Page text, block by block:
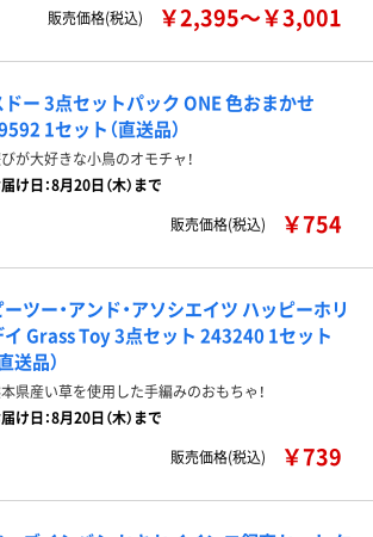
販売価格(税込)
￥2,395～￥3,001
ドー 3点セットパック ONE 色おまかせ
1セット（直送品）
が大好きな小鳥のオモチャ！
け日：8月20日（木）まで
販売価格(税込)
￥754
ーツー・アンド・アソシエイツ ハッピーホリ
イ Grass Toy 3点セット 243240 1セット
送品）
県産い草を使用した手編みのおもちゃ！
け日：8月20日（木）まで
販売価格(税込)
￥739